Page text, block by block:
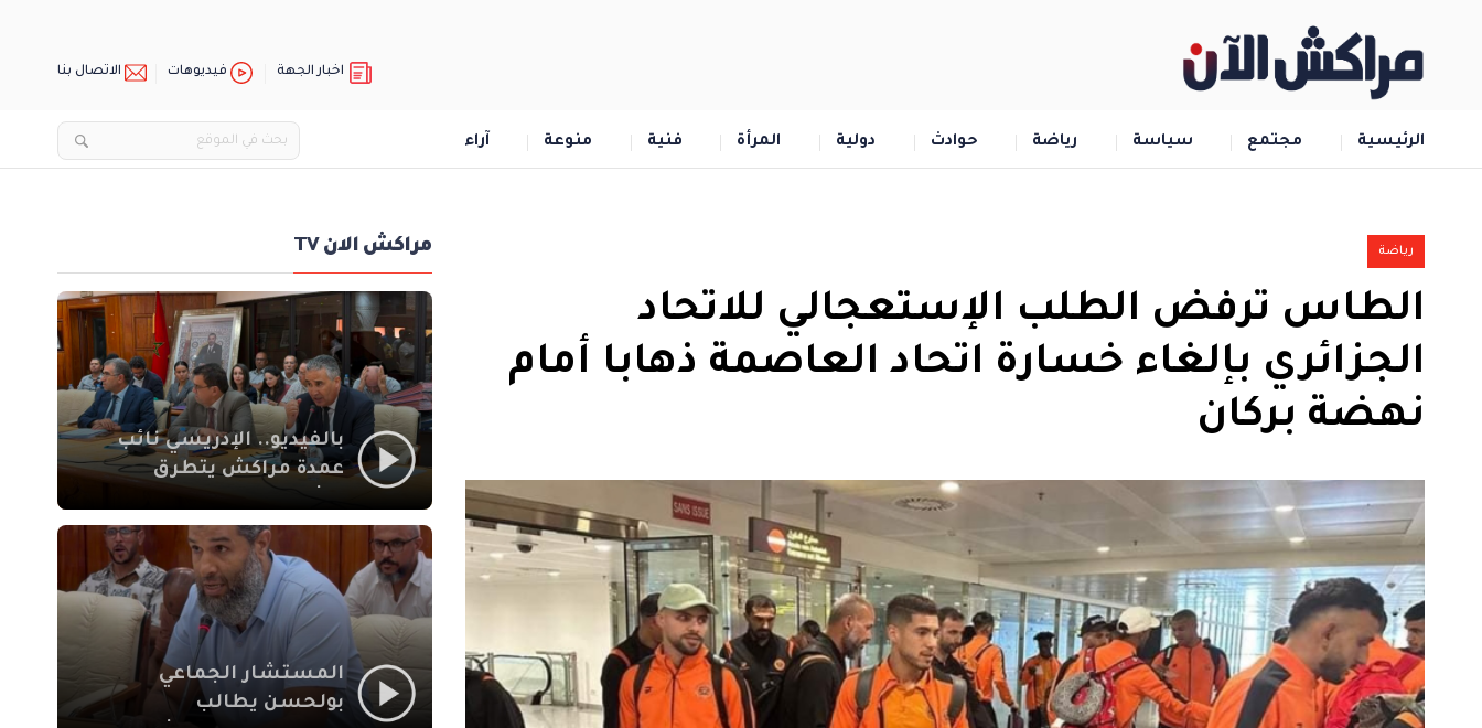
اخبار الجهة فيديوهات الاتصال بنا
الرئيسية مجتمع سياسة رياضة حوادث دولية المرأة فنية منوعة آراء
رياضة
الطاس ترفض الطلب الإستعجالي للاتحاد
الجزائري بإلغاء خسارة اتحاد العاصمة ذهابا أمام
نهضة بركان
مراكش الان TV
بالفيديو.. الإدريسي نائب
عمدة مراكش يتطرق
الاجتماعي في نقل
المحطة الطرقية إلى
العزوزية
المستشار الجماعي
بولحسن يطالب